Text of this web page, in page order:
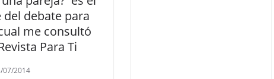
del debate para
me consultó
Para Ti
07/2014